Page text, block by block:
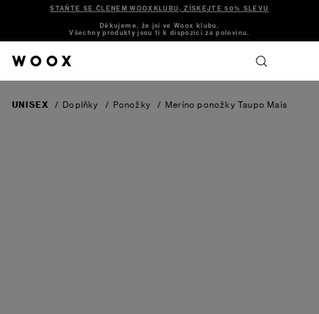
STAŇTE SE ČLENEM WOOXKLUBU, ZÍSKEJTE 50% SLEVU
Děkujeme, že jsi ve Woox klubu.
Všechny produkty jsou ti k dispozici za polovinu.
UNISEX / Doplňky / Ponožky / Merino ponožky Taupo Mais